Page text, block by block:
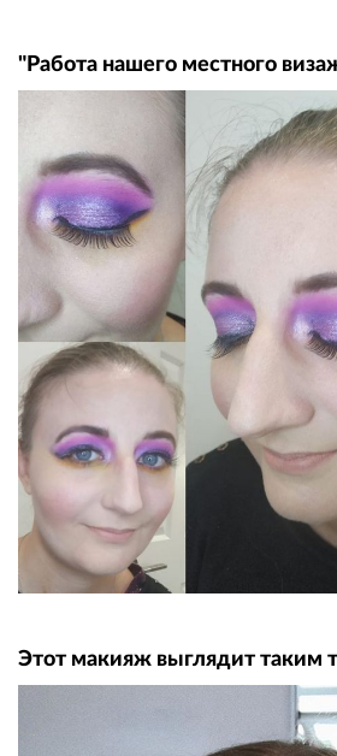
"Работа нашего местного
Этот макияж выглядит таким